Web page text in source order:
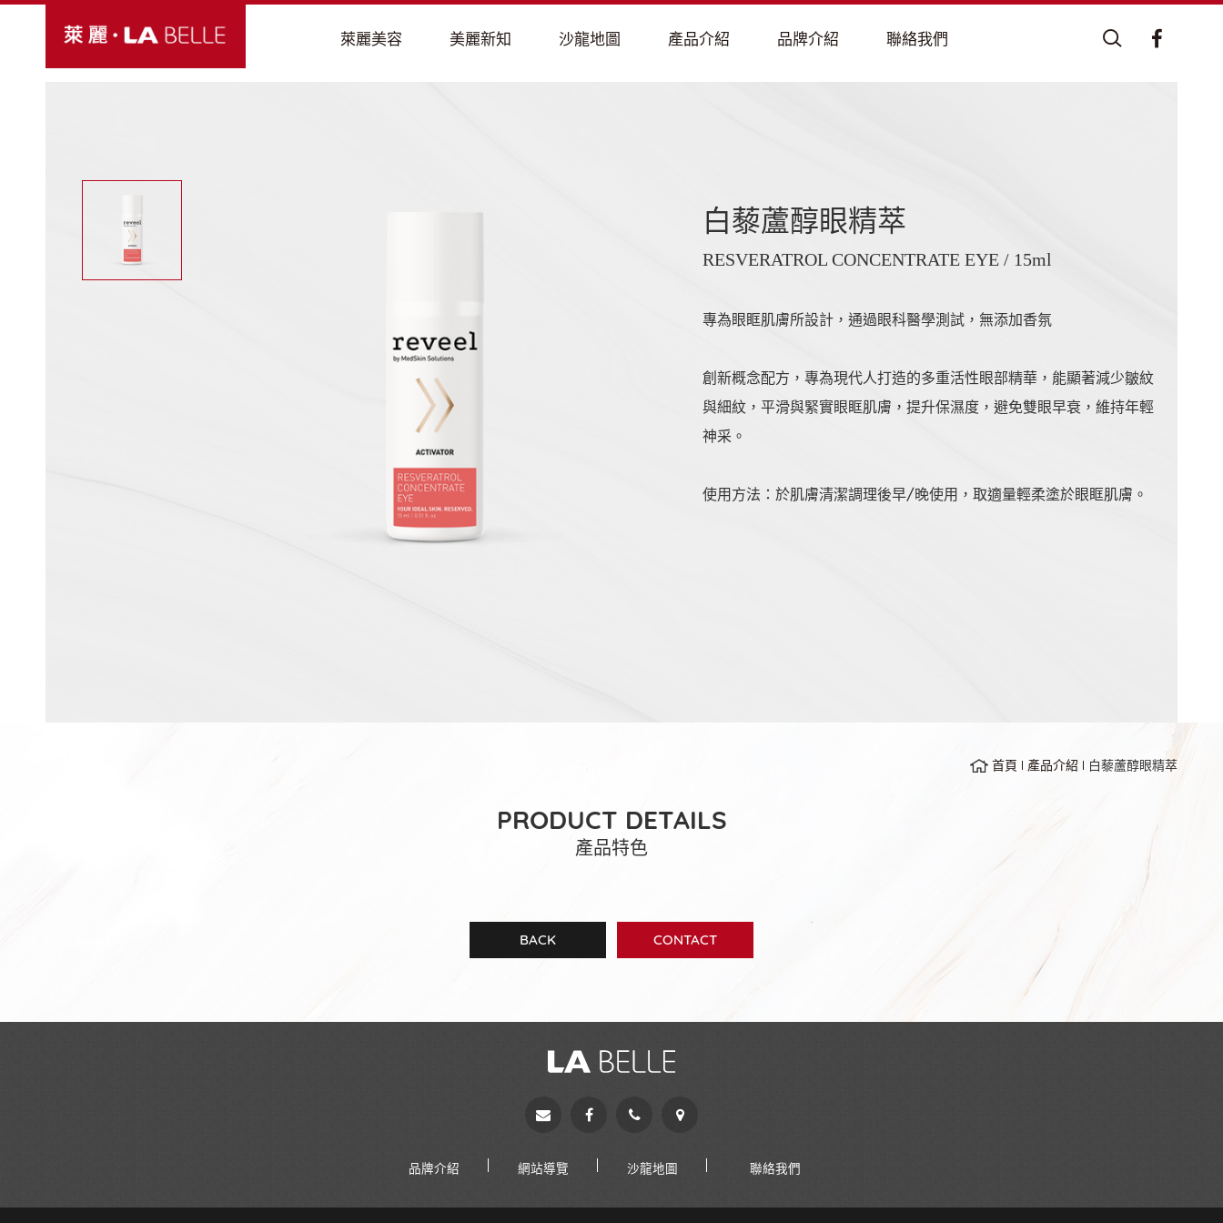
白藜蘆醇眼精萃
RESVERATROL CONCENTRATE EYE / 15ml
專為眼眶肌膚所設計，通過眼科醫學測試，無添加香氛
創新概念配方，專為現代人打造的多重活性眼部精華，能顯著減少皺紋
與細紋，平滑與緊實眼眶肌膚，提升保濕度，避免雙眼早衰，維持年輕
神采。
使用方法：於肌膚清潔調理後早/晚使用，取適量輕柔塗於眼眶肌膚。
首頁 產品介紹 白藜蘆醇眼精萃
PRODUCT DETAILS
產品特色
BACK CONTACT
品牌介紹 網站導覽 沙龍地圖 聯絡我們